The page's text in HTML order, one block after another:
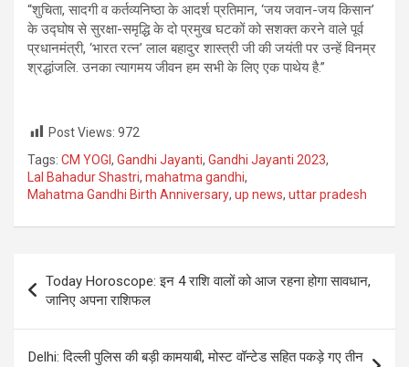
“शुचिता, सादगी व कर्तव्यनिष्ठा के आदर्श प्रतिमान, ‘जय जवान-जय किसान’
के उद्घोष से सुरक्षा-समृद्धि के दो प्रमुख घटकों को सशक्त करने वाले पूर्व
प्रधानमंत्री, ‘भारत रत्न’ लाल बहादुर शास्त्री जी की जयंती पर उन्हें विनम्र
श्रद्धांजलि. उनका त्यागमय जीवन हम सभी के लिए एक पाथेय है.”
Post Views: 972
Tags: CM YOGI , Gandhi Jayanti, Gandhi Jayanti 2023,
Lal Bahadur Shastri, mahatma gandhi,
Mahatma Gandhi Birth Anniversary, up news, uttar pradesh
navigation
Today Horoscope: इन 4 राशि वालों को आज रहना होगा सावधान,
जानिए अपना राशिफल
Delhi: दिल्ली पुलिस की बड़ी कामयाबी, मोस्ट वॉन्टेड सहित पकड़े गए तीन